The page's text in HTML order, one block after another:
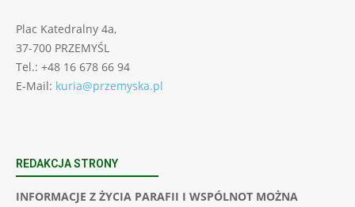
Plac Katedralny 4a,
37-700 PRZEMYŚL
Tel.: +48 16 678 66 94
E-Mail: kuria@przemyska.pl
REDAKCJA STRONY
INFORMACJE Z ŻYCIA PARAFII I WSPÓLNOT MOŻNA